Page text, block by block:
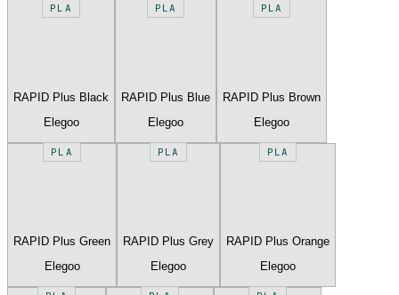
PLA
RAPID Plus Black
Elegoo
PLA
RAPID Plus Blue
Elegoo
PLA
RAPID Plus Brown
Elegoo
PLA
RAPID Plus Green
Elegoo
PLA
RAPID Plus Grey
Elegoo
PLA
RAPID Plus Orange
Elegoo